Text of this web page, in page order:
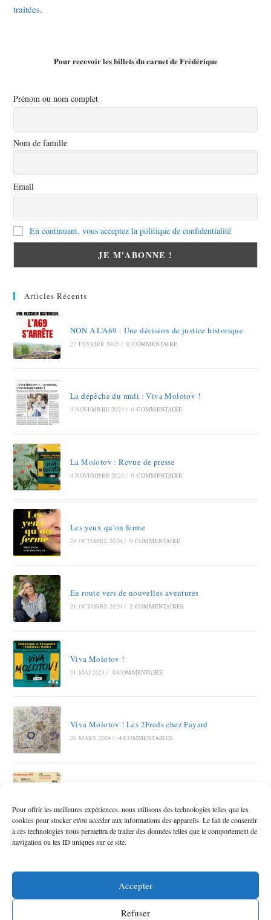
Pour offrir les meilleures expériences, nous utilisons des technologies telles que les
cookies pour stocker et/ou accéder aux informations des appareils. Le fait de consentir
à ces technologies nous permettra de traiter des données telles que le comportement de
navigation ou les ID uniques sur ce site.
Accepter
Refuser
traitées.
Pour recevoir les billets du carnet de Frédérique
Prénom ou nom complet
Nom de famille
Email
En continuant, vous acceptez la politique de confidentialité
Articles Récents
NON A L’A69 : Une décision de justice historique
27 FÉVRIER 2025 / 0 COMMENTAIRE
La dépêche du midi : Viva Molotov !
4 NOVEMBRE 2024 / 0 COMMENTAIRE
La Molotov : Revue de presse
4 NOVEMBRE 2024 / 0 COMMENTAIRE
Les yeux qu’on ferme
28 OCTOBRE 2024 / 0 COMMENTAIRE
En route vers de nouvelles aventures
21 OCTOBRE 2024 / 2 COMMENTAIRES
Viva Molotov !
21 MAI 2024 / 0 COMMENTAIRE
Viva Molotov ! Les 2Freds chez Fayard
26 MARS 2024 / 4 COMMENTAIRES